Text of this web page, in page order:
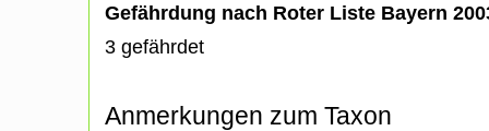
Gefährdung nach Roter Liste Bayern
3 gefährdet
Anmerkungen zum Taxon